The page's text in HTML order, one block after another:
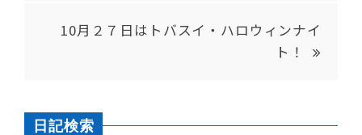
10月２７日はトバスイ・ハロウィンナイ
ト！
日記検索